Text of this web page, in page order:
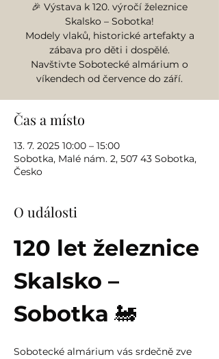
🎉 Výstava k 120. výročí železnice
Skalsko – Sobotka!
Modely vlaků, historické artefakty a
zábava pro děti i dospělé.
Navštivte Sobotecké almárium o
víkendech od července do září.
Čas a místo
13. 7. 2025 10:00 – 15:00
Sobotka, Malé nám. 2, 507 43 Sobotka,
Česko
O události
120 let železnice
Skalsko –
Sobotka 🚂
Sobotecké almárium vás srdečně zve